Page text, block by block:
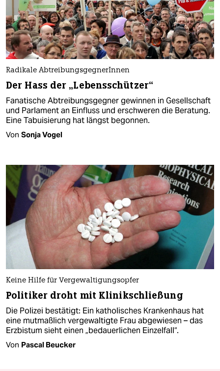
Radikale AbtreibungsgegnerInnen
Der Hass der „Lebensschützer“
Fanatische Abtreibungsgegner gewinnen in Gesellschaft
und Parlament an Einfluss und erschweren die Beratung.
Eine Tabuisierung hat längst begonnen.
Von Sonja Vogel
Keine Hilfe für Vergewaltigungsopfer
Politiker droht mit Klinikschließung
Die Polizei bestätigt: Ein katholisches Krankenhaus hat
eine mutmaßlich vergewaltigte Frau abgewiesen – das
Erzbistum sieht einen „bedauerlichen Einzelfall“.
Von Pascal Beucker